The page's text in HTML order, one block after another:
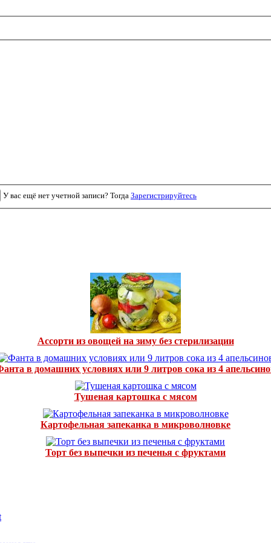
У вас ещё нет учетной записи? Тогда Зарегистрируйтесь
Ассорти из овощей на зиму без стерилизации
в домашних условиях или 9 литров сока из 4
Тушеная картошка с мясом
Картофельная запеканка в микроволновке
Торт без выпечки из печенья с фруктами